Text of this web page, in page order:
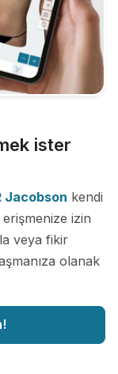
ister
Jacobson kendi
izin
veya fikir
olanak